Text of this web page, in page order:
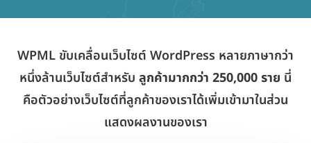
WPML ขับเคลื่อนเว็บไซต์ WordPress หลายภาษากว่า
หนึ่งล้านเว็บไซต์สำหรับ ลูกค้ามากกว่า 250,000 ราย นี่
คือตัวอย่างเว็บไซต์ที่ลูกค้าของเราได้เพิ่มเข้ามาในส่วน
แสดงผลงานของเรา